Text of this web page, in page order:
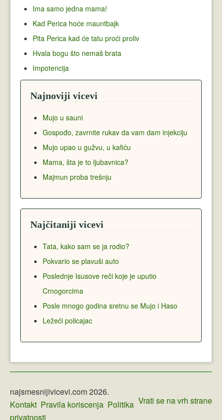
Ima samo jedna mama!
Kad Perica hoće mauntbajk
Pita Perica kad će tatu proći proliv
Hvala bogu što nemaš brata
Impotencija
Najnoviji vicevi
Mujo u sauni
Gospođo, zavrnite rukav da vam dam injekciju
Mujo upao u gužvu, u kafiću
Mama, šta je to ljubavnica?
Majmun proba trešnju
Najčitaniji vicevi
Tata, kako sam se ja rodio?
Pokvario se plavuši auto
Poslednje Isusove reči koje je uputio
Crnogorcima
Posle mnogo godina sretnu se Mujo i Haso
Ležeći policajac
Vrati se na vrh strane
najsmesnijivicevi.com 2026.
Kontakt Pravila koriscenja Politika
privatnosti